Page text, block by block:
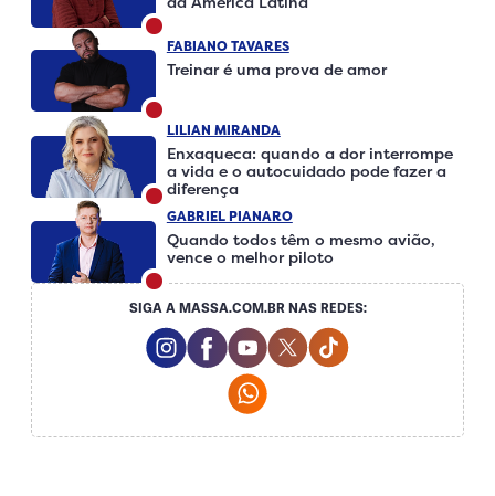
FABIANO TAVARES
Treinar é uma prova de amor
LILIAN MIRANDA
Enxaqueca: quando a dor interrompe
a vida e o autocuidado pode fazer a
diferença
GABRIEL PIANARO
Quando todos têm o mesmo avião,
vence o melhor piloto
SIGA A MASSA.COM.BR NAS REDES:
Instagram Social Media
Facebook Social Media
Youtube Social Media
Twitter Social Media
Tiktok Social
Whatsapp Social Media